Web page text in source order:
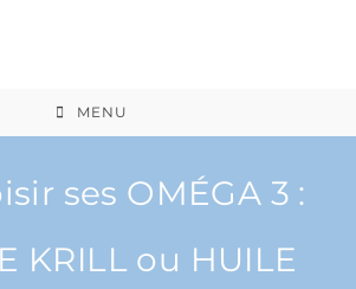
MENU
ses OMÉGA 3 :
KRILL ou HUILE